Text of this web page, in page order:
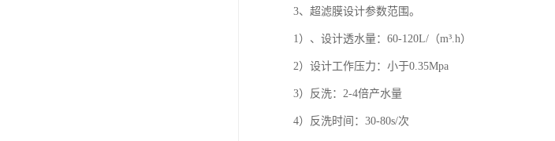
3、超滤膜设计参数范围。
1）、设计透水量：60-120L/（m³.h）
2）设计工作压力：小于0.35Mpa
3）反洗：2-4倍产水量
4）反洗时间：30-80s/次